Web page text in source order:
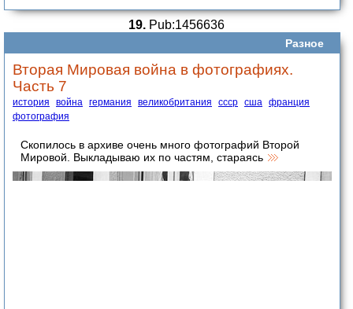
19. Pub:1456636
Разное
Вторая Мировая война в фотографиях.
Часть 7
история война германия великобритания ссср сша франция
фотография
Скопилось в архиве очень много фотографий Второй
Мировой. Выкладываю их по частям, стараясь